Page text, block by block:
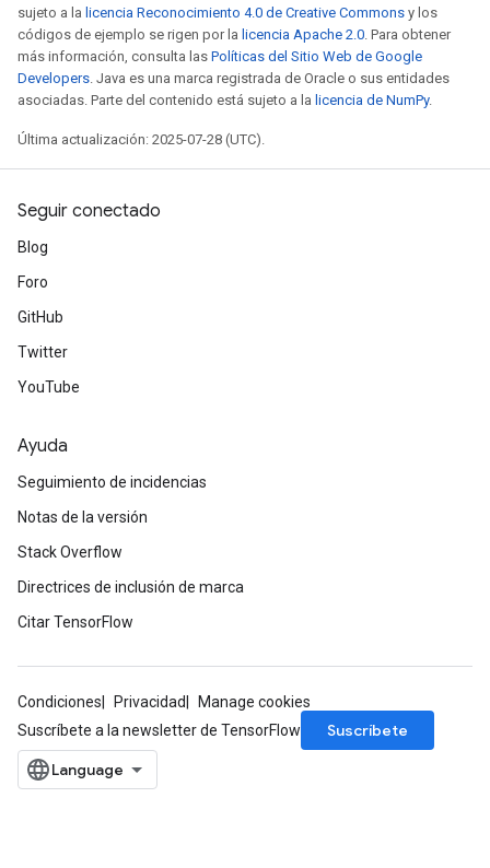
sujeto a la licencia Reconocimiento 4.0 de Creative Commons y los
códigos de ejemplo se rigen por la licencia Apache 2.0. Para obtener
más información, consulta las Políticas del Sitio Web de Google
Developers. Java es una marca registrada de Oracle o sus entidades
asociadas. Parte del contenido está sujeto a la licencia de NumPy.
Última actualización: 2025-07-28 (UTC).
Seguir conectado
Blog
Foro
GitHub
Twitter
YouTube
Ayuda
Seguimiento de incidencias
Notas de la versión
Stack Overflow
Directrices de inclusión de marca
Citar TensorFlow
Condiciones Privacidad
Manage cookies
Suscríbete a la newsletter de TensorFlow
Suscríbete